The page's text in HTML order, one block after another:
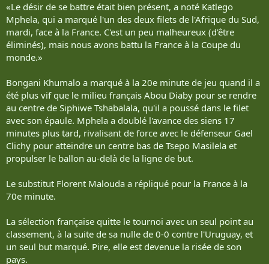
«Le désir de se battre était bien présent, a noté Katlego
Mphela, qui a marqué l'un des deux filets de l'Afrique du Sud,
mardi, face à la France. C'est un peu malheureux (d'être
éliminés), mais nous avons battu la France à la Coupe du
monde.»
Bongani Khumalo a marqué à la 20e minute de jeu quand il a
été plus vif que le milieu français Abou Diaby pour se rendre
au centre de Siphiwe Tshabalala, qu'il a poussé dans le filet
avec son épaule. Mphela a doublé l'avance des siens 17
minutes plus tard, rivalisant de force avec le défenseur Gael
Clichy pour atteindre un centre bas de Tsepo Masilela et
propulser le ballon au-delà de la ligne de but.
Le substitut Florent Malouda a répliqué pour la France à la
70e minute.
La sélection française quitte le tournoi avec un seul point au
classement, à la suite de sa nulle de 0-0 contre l'Uruguay, et
un seul but marqué. Pire, elle est devenue la risée de son
pays.